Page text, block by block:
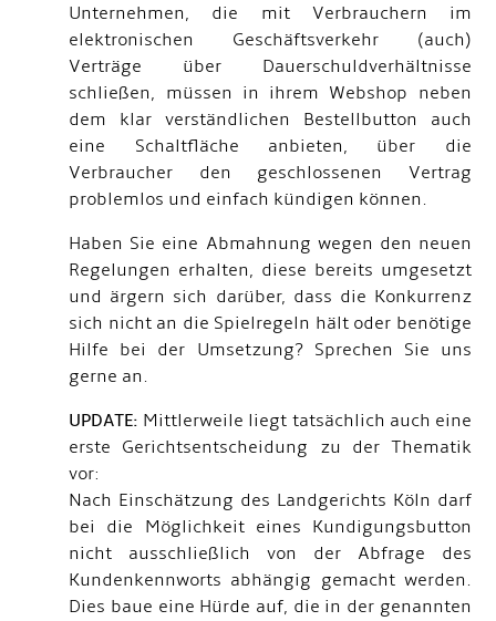
Unternehmen, die mit Verbrauchern im
elektronischen Geschäftsverkehr (auch)
Verträge über Dauerschuldverhältnisse
schließen, müssen in ihrem Webshop neben
dem klar verständlichen Bestellbutton auch
eine Schaltfläche anbieten, über die
Verbraucher den geschlossenen Vertrag
problemlos und einfach kündigen können.
Haben Sie eine Abmahnung wegen den neuen
Regelungen erhalten, diese bereits umgesetzt
und ärgern sich darüber, dass die Konkurrenz
sich nicht an die Spielregeln hält oder benötige
Hilfe bei der Umsetzung? Sprechen Sie uns
gerne an.
UPDATE: Mittlerweile liegt tatsächlich auch eine
erste Gerichtsentscheidung zu der Thematik
vor:
Nach Einschätzung des Landgerichts Köln darf
bei die Möglichkeit eines Kundigungsbutton
nicht ausschließlich von der Abfrage des
Kundenkennworts abhängig gemacht werden.
Dies baue eine Hürde auf, die in der genannten